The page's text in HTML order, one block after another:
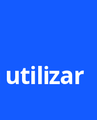
utilizar